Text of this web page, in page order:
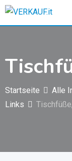
Zum
Startseite Alle
Links